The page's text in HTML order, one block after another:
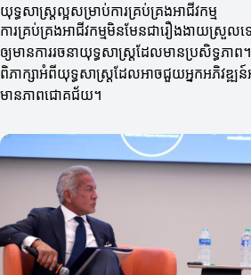
យុទ្ធសាស្ត្រល្អសម្រាប់ការគ្រប់គ្រងអាជីវកម្ម
ការគ្រប់គ្រងអាជីវកម្មមិនមែនជារឿងងាយស្រួលទ
ឲ្យមានការរចនាយុទ្ធសាស្ត្រដែលមានប្រសិទ្ធភា
ពិភាក្សាអំពីយុទ្ធសាស្ត្រដែលអាចជួយអ្នកអភិវឌ្ឍន៍អ
មានភាពជោគជ័យ។